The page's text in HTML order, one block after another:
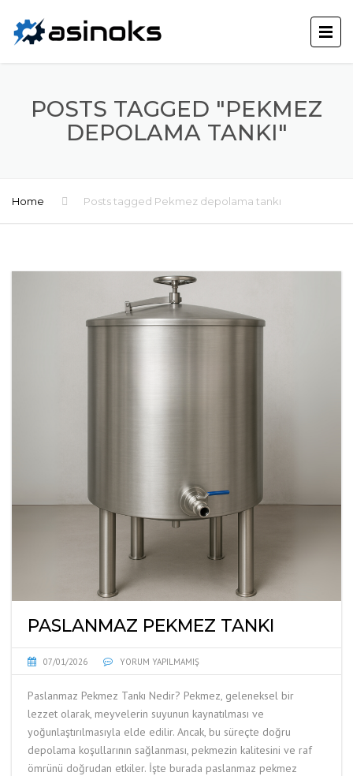
POSTS TAGGED "PEKMEZ
DEPOLAMA TANKI"
Home Posts tagged Pekmez depolama tankı
PASLANMAZ PEKMEZ TANKI
07/01/2026 YORUM YAPILMAMIŞ
Paslanmaz Pekmez Tankı Nedir? Pekmez, geleneksel bir
lezzet olarak, meyvelerin suyunun kaynatılması ve
yoğunlaştırılmasıyla elde edilir. Ancak, bu süreçte doğru
depolama koşullarının sağlanması, pekmezin kalitesini ve raf
ömrünü doğrudan etkiler. İşte burada paslanmaz pekmez